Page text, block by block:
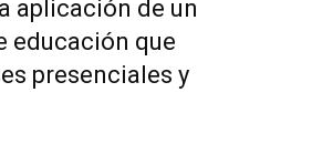
aplicación de un
educación que
presenciales y